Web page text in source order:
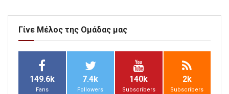
Γίνε Μέλος της Ομάδας μας
149.6k
Fans
7.4k
Followers
140k
Subscribers
2k
Subscribers